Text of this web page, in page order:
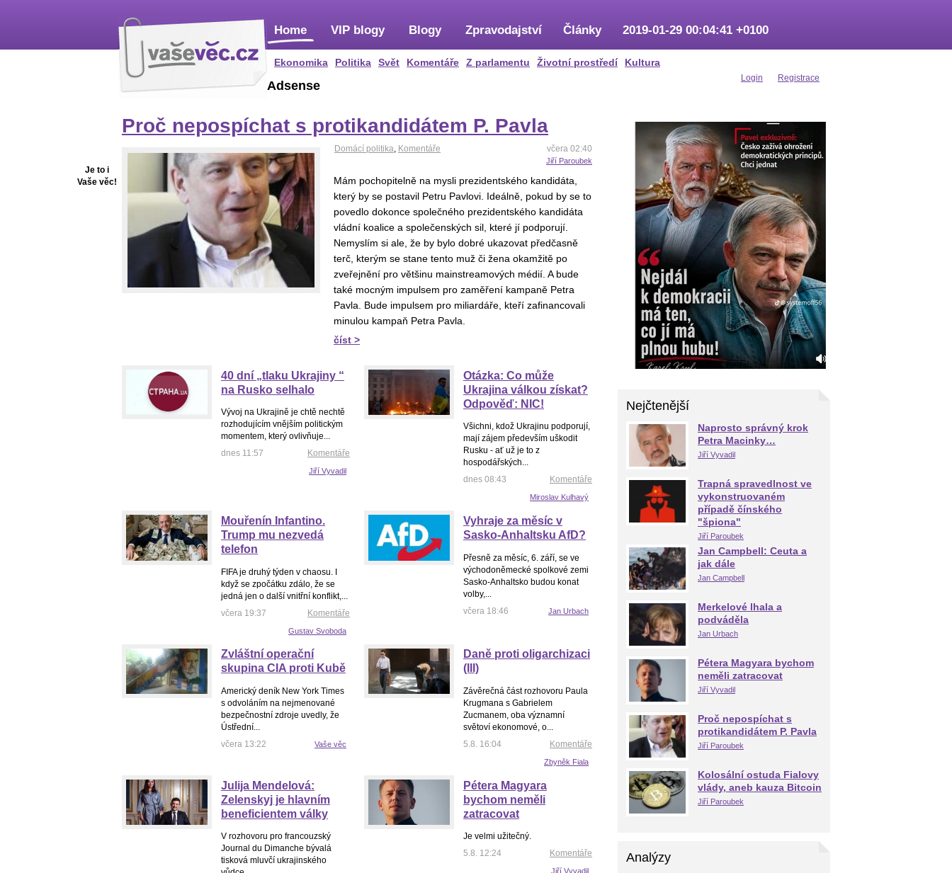
Home
Ekonomika Politika Svět Komentáře Z parlamentu Životní prostředí Kultura
VIP blogy Blogy Zpravodajství Články 2019-01-29 00:04:41 +0100
Login Registrace
Je to i
Vaše věc!
Adsense
Proč nepospíchat s protikandidátem P. Pavla
včera 02:40
Domácí politika, Komentáře
Jiří Paroubek
Mám pochopitelně na mysli prezidentského kandidáta,
který by se postavil Petru Pavlovi. Ideálně, pokud by se to
povedlo dokonce společného prezidentského kandidáta
vládní koalice a společenských sil, které jí podporují.
Nemyslím si ale, že by bylo dobré ukazovat předčasně
terč, kterým se stane tento muž či žena okamžitě po
zveřejnění pro většinu mainstreamových médií. A bude
také mocným impulsem pro zaměření kampaně Petra
Pavla. Bude impulsem pro miliardáře, kteří zafinancovali
minulou kampaň Petra Pavla.
číst >
40 dní „tlaku Ukrajiny “
na Rusko selhalo
Vývoj na Ukrajině je chtě nechtě
rozhodujícím vnějším politickým
momentem, který ovlivňuje...
dnes 11:57
Komentáře
Jiří Vyvadil
Otázka: Co může
Ukrajina válkou získat?
Odpověď: NIC!
Všichni, kdož Ukrajinu podporují,
mají zájem především uškodit
Rusku - ať už je to z
hospodářských...
dnes 08:43
Komentáře
Miroslav Kulhavý
Mouřenín Infantino.
Trump mu nezvedá
telefon
FIFA je druhý týden v chaosu. I
když se zpočátku zdálo, že se
jedná jen o další vnitřní konflikt,...
včera 19:37
Komentáře
Gustav Svoboda
Vyhraje za měsíc v
Sasko-Anhaltsku AfD?
Přesně za měsíc, 6. září, se ve
východoněmecké spolkové zemi
Sasko-Anhaltsko budou konat
volby,...
včera 18:46
Jan Urbach
Zvláštní operační
skupina CIA proti Kubě
Americký deník New York Times
s odvoláním na nejmenované
bezpečnostní zdroje uvedly, že
Ústřední...
včera 13:22
Vaše věc
Daně proti oligarchizaci
(III)
Závěrečná část rozhovoru Paula
Krugmana s Gabrielem
Zucmanem, oba významní
světoví ekonomové, o...
5.8. 16:04
Komentáře
Zbyněk Fiala
Julija Mendelová:
Zelenskyj je hlavním
beneficientem války
V rozhovoru pro francouzský
Journal du Dimanche bývalá
tisková mluvčí ukrajinského
Pétera Magyara
bychom neměli
zatracovat
Je velmi užitečný.
5.8. 12:24
Komentáře
Jiří Vyvadil
Nejčtenější
Naprosto správný krok
Petra Macinky…
Jiří Vyvadil
Trapná spravedlnost ve
vykonstruovaném
případě čínského
"špiona"
Jiří Paroubek
Jan Campbell: Ceuta a
jak dále
Jan Campbell
Merkelové lhala a
podváděla
Jan Urbach
Pétera Magyara bychom
neměli zatracovat
Jiří Vyvadil
Proč nepospíchat s
protikandidátem P. Pavla
Jiří Paroubek
Kolosální ostuda Fialovy
vlády, aneb kauza Bitcoin
Jiří Paroubek
Analýzy